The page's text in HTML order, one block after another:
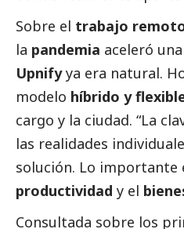
Sobre el trabajo
la pandemia aceleró
Upnifyya era natural.
modelo híbrido y
cargo y la ciudad. “La
las realidades
solución. Lo importante
productividad y el
Consultada sobre los